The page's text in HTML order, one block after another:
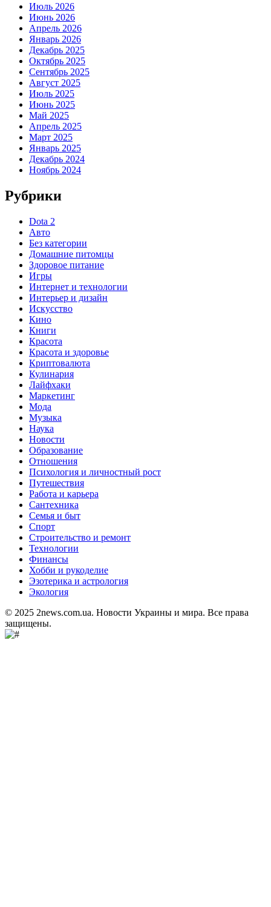
Июль 2026
Июнь 2026
Апрель 2026
Январь 2026
Декабрь 2025
Октябрь 2025
Сентябрь 2025
Август 2025
Июль 2025
Июнь 2025
Май 2025
Апрель 2025
Март 2025
Январь 2025
Декабрь 2024
Ноябрь 2024
Рубрики
Dota 2
Авто
Без категории
Домашние питомцы
Здоровое питание
Игры
Интернет и технологии
Интерьер и дизайн
Искусство
Кино
Книги
Красота
Красота и здоровье
Криптовалюта
Кулинария
Лайфхаки
Маркетинг
Мода
Музыка
Наука
Новости
Образование
Отношения
Психология и личностный рост
Путешествия
Работа и карьера
Сантехника
Семья и быт
Спорт
Строительство и ремонт
Технологии
Финансы
Хобби и рукоделие
Эзотерика и астрология
Экология
© 2025 2news.com.ua. Новости Украины и мира. Все права
защищены.